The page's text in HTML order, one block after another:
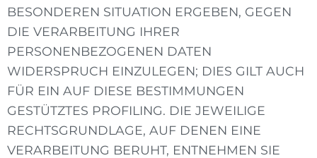
BESONDEREN SITUATION ERGEBEN, GEGEN
DIE VERARBEITUNG IHRER
PERSONENBEZOGENEN DATEN
WIDERSPRUCH EINZULEGEN; DIES GILT AUCH
FÜR EIN AUF DIESE BESTIMMUNGEN
GESTÜTZTES PROFILING. DIE JEWEILIGE
RECHTSGRUNDLAGE, AUF DENEN EINE
VERARBEITUNG BERUHT, ENTNEHMEN SIE